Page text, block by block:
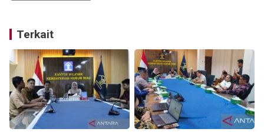
Terkait